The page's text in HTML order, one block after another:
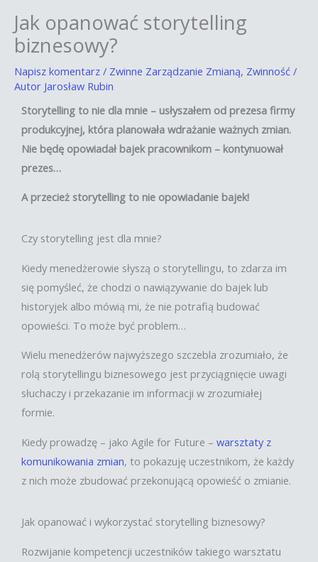
Jak opanować storytelling
biznesowy?
Napisz komentarz / Zwinne Zarządzanie Zmianą, Zwinność /
Autor Jarosław Rubin
Storytelling to nie dla mnie – usłyszałem od prezesa firmy
produkcyjnej, która planowała wdrażanie ważnych zmian.
Nie będę opowiadał bajek pracownikom – kontynuował
prezes…
A przecież storytelling to nie opowiadanie bajek!
Czy storytelling jest dla mnie?
Kiedy menedżerowie słyszą o storytellingu, to zdarza im
się pomyśleć, że chodzi o nawiązywanie do bajek lub
historyjek albo mówią mi, że nie potrafią budować
opowieści. To może być problem…
Wielu menedżerów najwyższego szczebla zrozumiało, że
rolą storytellingu biznesowego jest przyciągnięcie uwagi
słuchaczy i przekazanie im informacji w zrozumiałej
formie.
Kiedy prowadzę – jako Agile for Future – warsztaty z
komunikowania zmian, to pokazuję uczestnikom, że każdy
z nich może zbudować przekonującą opowieść o zmianie.
Jak opanować i wykorzystać storytelling biznesowy?
Rozwijanie kompetencji uczestników takiego warsztatu